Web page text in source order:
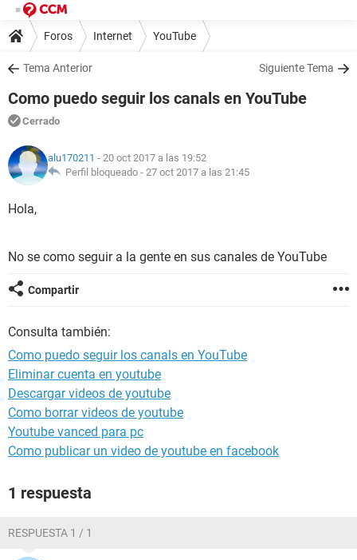
Foros Internet YouTube
Tema Anterior Siguiente Tema
Como puedo seguir los canals en YouTube
Cerrado
alu170211 - 20 oct 2017 a las 19:52
Perfil bloqueado - 27 oct 2017 a las 21:45
Hola,
No se como seguir a la gente en sus canales de YouTube
Compartir
Consulta también:
Como puedo seguir los canals en YouTube
Eliminar cuenta en youtube
Descargar videos de youtube
Como borrar videos de youtube
Youtube vanced para pc
Como publicar un video de youtube en facebook
1 respuesta
RESPUESTA 1 / 1